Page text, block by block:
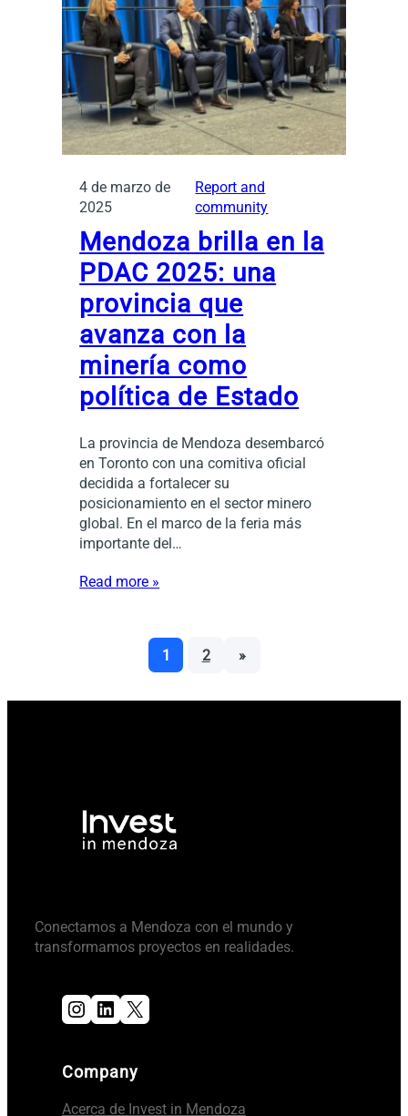
4 de marzo de
2025
Report and
community
Mendoza brilla en la
PDAC 2025: una
provincia que
avanza con la
minería como
política de Estado
La provincia de Mendoza desembarcó
en Toronto con una comitiva oficial
decidida a fortalecer su
posicionamiento en el sector minero
global. En el marco de la feria más
importante del…
Read more »
1 2 »
Conectamos a Mendoza con el mundo y
transformamos proyectos en realidades.
Instagram LinkedIn X
Company
Acerca de Invest in Mendoza